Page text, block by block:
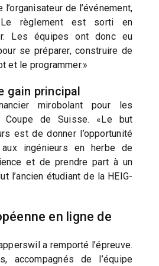
de l’événement,
Le règlement est sorti en
Les équipes ont donc eu
se préparer, construire de
et le programmer.»
gain principal
mirobolant pour les
Coupe de Suisse. «Le but
est de donner l’opportunité
ingénieurs en herbe de
et de prendre part à un
l’ancien étudiant de la HEIG-
en ligne de
a remporté l’épreuve.
accompagnés de l’équipe